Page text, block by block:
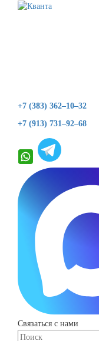
+7 (383) 362–10–32
+7 (913) 731–92–68
Связаться с нами